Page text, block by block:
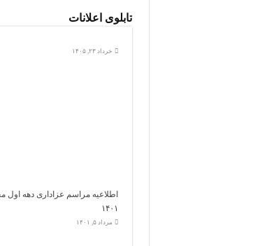
تابلوی اعلانات
خرداد ۲۳, ۱۴۰۵
اطلاعیه مراسم عزاداری دهه اول
۱۴۰۱
مرداد ۵, ۱۴۰۱